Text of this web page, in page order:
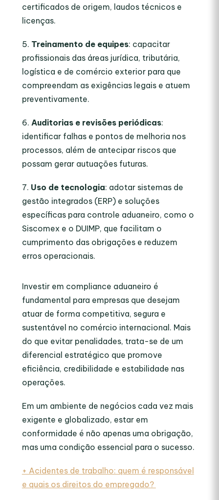
certificados de origem, laudos técnicos e
licenças.
Treinamento de equipes: capacitar
profissionais das áreas jurídica, tributária,
logística e de comércio exterior para que
compreendam as exigências legais e atuem
preventivamente.
Auditorias e revisões periódicas:
identificar falhas e pontos de melhoria nos
processos, além de antecipar riscos que
possam gerar autuações futuras.
Uso de tecnologia: adotar sistemas de
gestão integrados (ERP) e soluções
específicas para controle aduaneiro, como o
Siscomex e o DUIMP, que facilitam o
cumprimento das obrigações e reduzem
erros operacionais.
Investir em compliance aduaneiro é
fundamental para empresas que desejam
atuar de forma competitiva, segura e
sustentável no comércio internacional. Mais
do que evitar penalidades, trata-se de um
diferencial estratégico que promove
eficiência, credibilidade e estabilidade nas
operações.
Em um ambiente de negócios cada vez mais
exigente e globalizado, estar em
conformidade é não apenas uma obrigação,
mas uma condição essencial para o sucesso.
+ Acidentes de trabalho: quem é responsável
e quais os direitos do empregado?